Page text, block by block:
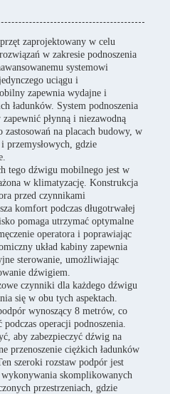
zaprojektowany w celu
w zakresie podnoszenia
systemowi
uciągu i
zapewnia wydajne i
ładunków. System podnoszenia
płynną i niezawodną
na placach budowy, w
przemysłowych, gdzie
tego dźwigu mobilnego jest w
w klimatyzację. Konstrukcja
przed czynnikami
komfort podczas długotrwałej
pomaga utrzymać optymalne
operatora i poprawiając
układ kabiny zapewnia
sterowanie, umożliwiając
dźwigiem.
czynniki dla każdego dźwigu
się w obu tych aspektach.
wynoszący 8 metrów, co
operacji podnoszenia.
aby zabezpieczyć dźwig na
przenoszenie ciężkich ładunków
szeroki rozstaw podpór jest
skomplikowanych
przestrzeniach, gdzie